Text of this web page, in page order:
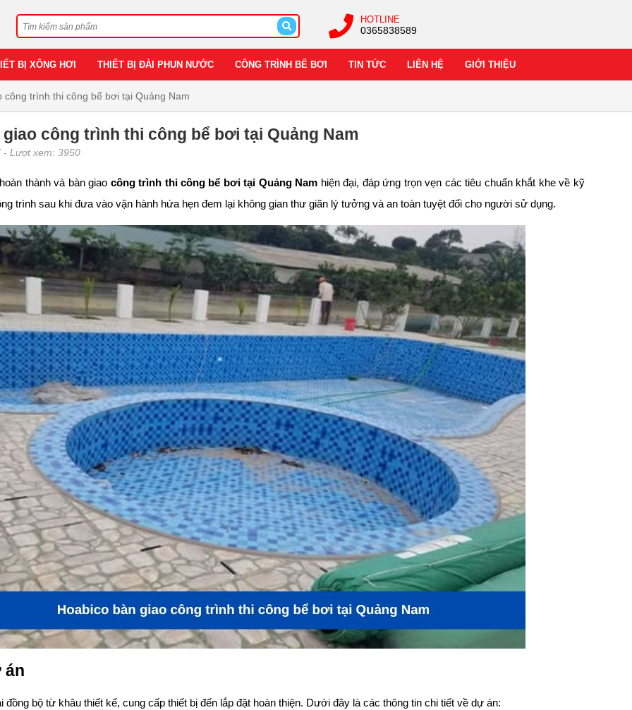
HOTLINE
0365838589
BỊ XÔNG HƠI THIẾT BỊ ĐÀI PHUN NƯỚC CÔNG TRÌNH BỂ BƠI TIN TỨC LIÊN HỆ GIỚI THIỆU
công trình thi công bể bơi tại Quảng Nam
công trình thi công bể bơi tại Quảng Nam
- Lượt xem: 3950
thành và bàn giao công trình thi công bể bơi tại Quảng Nam hiện đại, đáp ứng trọn vẹn các tiêu chuẩn khắt khe về kỹ
trình sau khi đưa vào vận hành hứa hẹn đem lại không gian thư giãn lý tưởng và an toàn tuyệt đối cho người sử dụng.
án
bộ từ khâu thiết kế, cung cấp thiết bị đến lắp đặt hoàn thiện. Dưới đây là các thông tin chi tiết về dự án: